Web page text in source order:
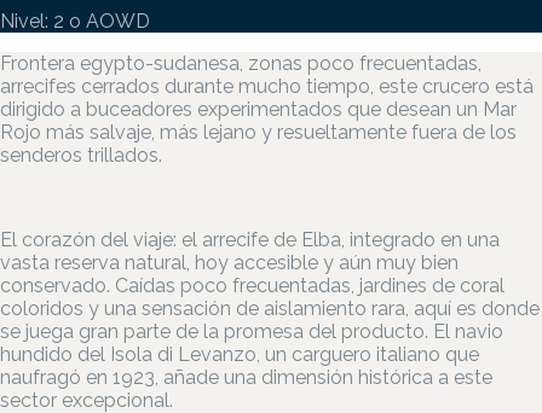
Nivel: 2 o AOWD
Frontera egypto-sudanesa, zonas poco frecuentadas,
arrecifes cerrados durante mucho tiempo, este crucero está
dirigido a buceadores experimentados que desean un Mar
Rojo más salvaje, más lejano y resueltamente fuera de los
senderos trillados.
El corazón del viaje: el arrecife de Elba, integrado en una
vasta reserva natural, hoy accesible y aún muy bien
conservado. Caídas poco frecuentadas, jardines de coral
coloridos y una sensación de aislamiento rara, aquí es donde
se juega gran parte de la promesa del producto. El navio
hundido del Isola di Levanzo, un carguero italiano que
naufragó en 1923, añade una dimensión histórica a este
sector excepcional.